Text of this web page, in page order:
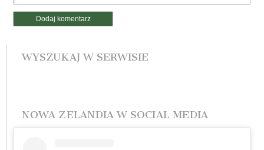
WYSZUKAJ W SERWISIE
NOWA ZELANDIA W SOCIAL MEDIA